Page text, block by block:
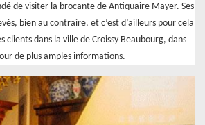
de visiter la brocante de Antiquaire Mayer. Ses
bien au contraire, et c’est d’ailleurs pour cela
clients dans la ville de Croissy Beaubourg, dans
de plus amples informations.